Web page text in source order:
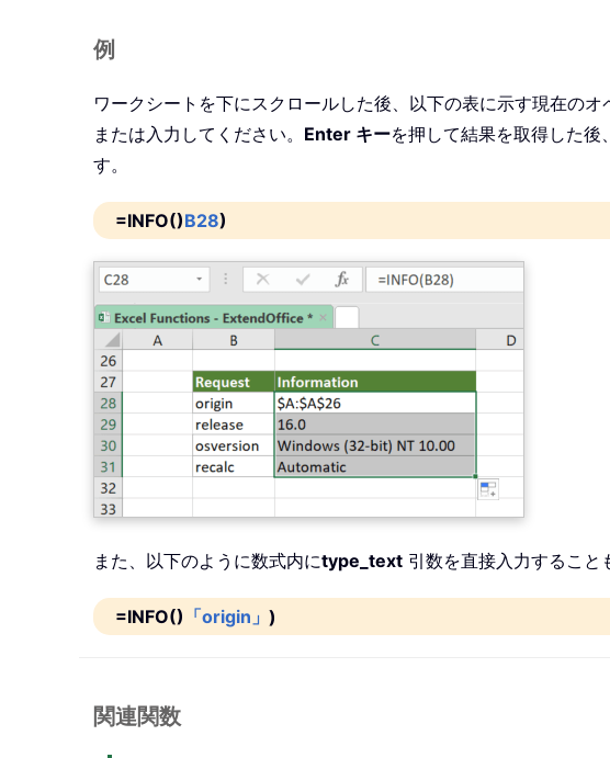
例
ワークシートを下にスクロールした後、以下の表に示す現在の
または入力してください。 Enter キーを押して結果を取得した
す。
=INFO()B28)
また、以下のように数式内にtype_text 引数を直接入力すること
=INFO() 「origin」 )
関連関数